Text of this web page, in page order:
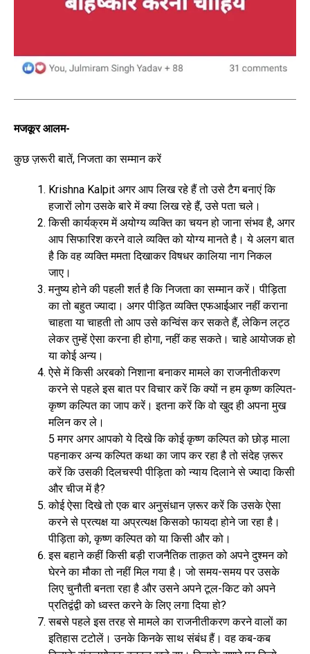
मजकूर आलम-
कुछ ज़रूरी बातें, निजता का सम्मान करें
Krishna Kalpit अगर आप लिख रहे हैं तो उसे टैग बनाएं कि
हजारों लोग उसके बारे में क्या लिख रहे हैं, उसे पता चले।
किसी कार्यक्रम में अयोग्य व्यक्ति का चयन हो जाना संभव है, अगर
आप सिफारिश करने वाले व्यक्ति को योग्य मानते है। ये अलग बात
है कि वह व्यक्ति ममता दिखाकर विषधर कालिया नाग निकल
जाए।
मनुष्य होने की पहली शर्त है कि निजता का सम्मान करें। पीड़िता
का तो बहुत ज्यादा। अगर पीड़ित व्यक्ति एफआईआर नहीं कराना
चाहता या चाहती तो आप उसे कन्विंस कर सकते हैं, लेकिन लट्ठ
लेकर तुम्हें ऐसा करना ही होगा, नहीं कह सकते। चाहे आयोजक हो
या कोई अन्य।
ऐसे में किसी अरबको निशाना बनाकर मामले का राजनीतीकरण
करने से पहले इस बात पर विचार करें कि क्यों न हम कृष्ण कल्पित-
कृष्ण कल्पित का जाप करें। इतना करें कि वो खुद ही अपना मुख
मलिन कर ले।
5 मगर अगर आपको ये दिखे कि कोई कृष्ण कल्पित को छोड़ माला
पहनाकर अन्य कल्पित कथा का जाप कर रहा है तो संदेह ज़रूर
करें कि उसकी दिलचस्पी पीड़िता को न्याय दिलाने से ज्यादा किसी
और चीज में है?
कोई ऐसा दिखे तो एक बार अनुसंधान ज़रूर करें कि उसके ऐसा
करने से प्रत्यक्ष या अप्रत्यक्ष किसको फायदा होने जा रहा है।
पीड़िता को, कृष्ण कल्पित को या किसी और को।
इस बहाने कहीं किसी बड़ी राजनैतिक ताक़त को अपने दुश्मन को
घेरने का मौका तो नहीं मिल गया है। जो समय-समय पर उसके
लिए चुनौती बनता रहा है और उसने अपने टूल-किट को अपने
प्रतिद्वंद्वी को ध्वस्त करने के लिए लगा दिया हो?
सबसे पहले इस तरह से मामले का राजनीतीकरण करने वालों का
इतिहास टटोलें। उनके किनके साथ संबंध हैं। वह कब-कब